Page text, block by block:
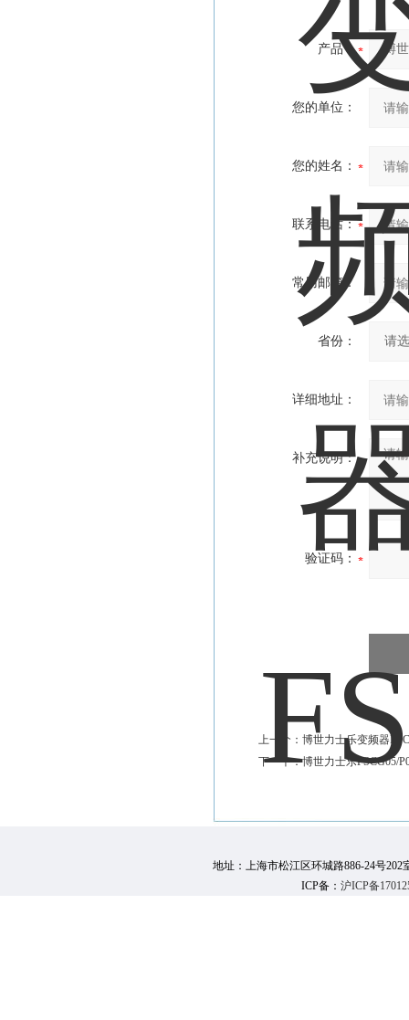
产品：
您的单位：
您的姓名：
联系电话：
常用邮箱：
省份：
详细地址：
补充说明：
验证码：
上一个： 博世力士乐变频器
下一个：博世力士乐FSCG05/
地址：上海市松江区环城路886-24号202
ICP备： 沪ICP备